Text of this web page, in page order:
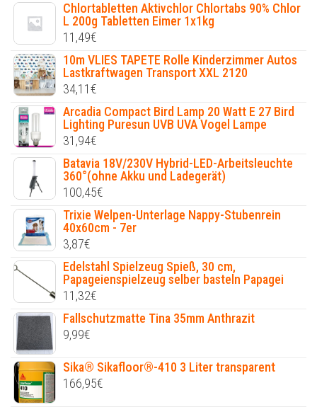
Chlortabletten Aktivchlor Chlortabs 90% Chlor
L 200g Tabletten Eimer 1x1kg
11,49€
10m VLIES TAPETE Rolle Kinderzimmer Autos
Lastkraftwagen Transport XXL 2120
34,11€
Arcadia Compact Bird Lamp 20 Watt E 27 Bird
Lighting Puresun UVB UVA Vogel Lampe
31,94€
Batavia 18V/230V Hybrid-LED-Arbeitsleuchte
360°(ohne Akku und Ladegerät)
100,45€
Trixie Welpen-Unterlage Nappy-Stubenrein
40x60cm - 7er
3,87€
Edelstahl Spielzeug Spieß, 30 cm,
Papageienspielzeug selber basteln Papagei
11,32€
Fallschutzmatte Tina 35mm Anthrazit
9,99€
Sika® Sikafloor®-410 3 Liter transparent
166,95€